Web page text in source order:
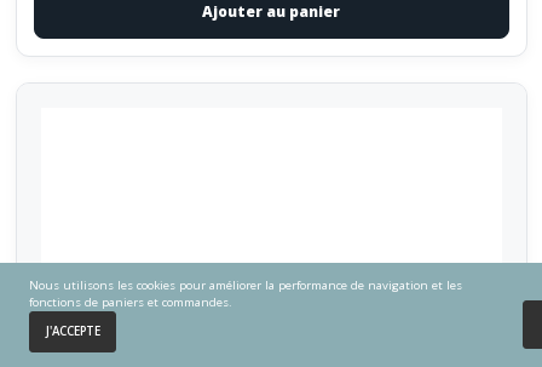
Accueil
Ajouter au panier
Nous utilisons les cookies pour améliorer la performance de navigation et les
fonctions de paniers et commandes.
J'ACCEPTE